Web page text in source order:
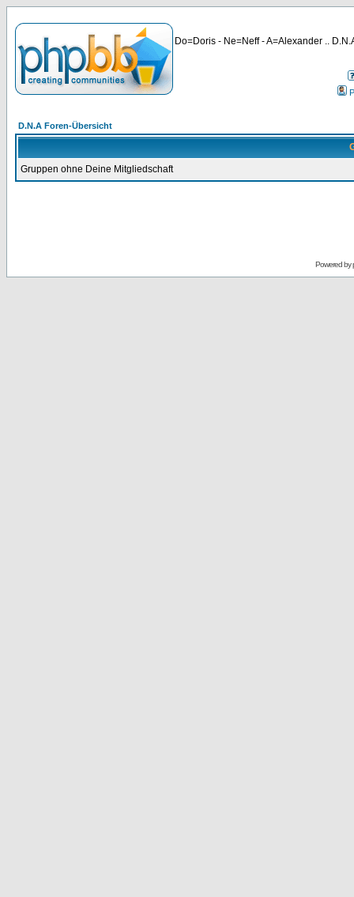
Do=Doris - Ne=Neff - A=Alexander ..
D.N.A Foren-Übersicht
Gruppen ohne Deine Mitgliedschaft
Powered by